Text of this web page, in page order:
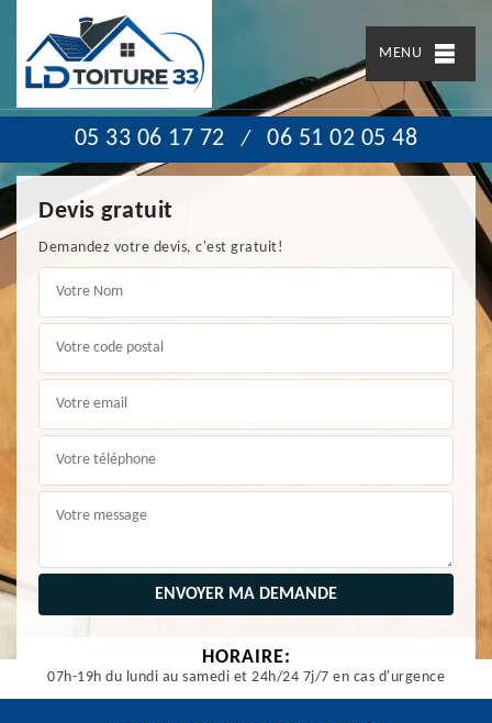
MENU
05 33 06 17 72 / 06 51 02 05 48
Devis gratuit
Demandez votre devis, c'est gratuit!
HORAIRE:
07h-19h du lundi au samedi et 24h/24 7j/7 en cas d'urgence